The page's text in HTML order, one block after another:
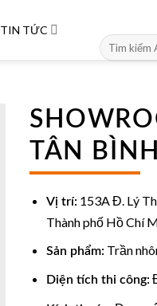
TIN TỨC
Tìm
kiếm:
TÂN BÌNH
Vị trí: 153A Đ. Lý
Thành phố Hồ Chí
Sản phẩm: Trần
Diện tích thi công: